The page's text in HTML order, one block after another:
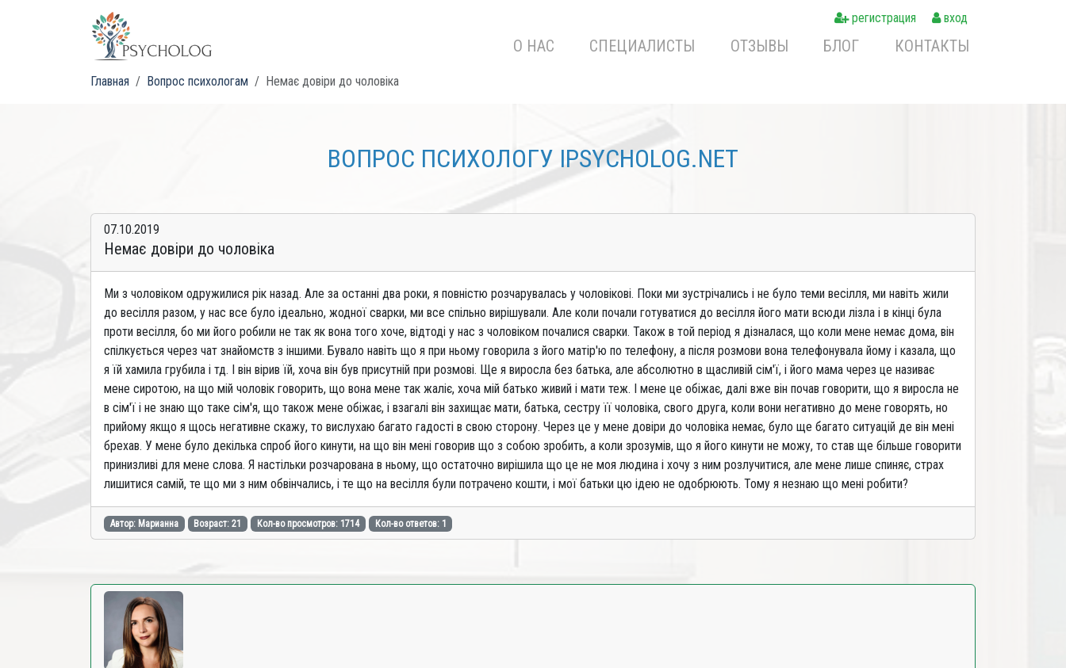
регистрация вход
О НАС СПЕЦИАЛИСТЫ ОТЗЫВЫ БЛОГ КОНТАКТЫ
Главная Вопрос психологам Немає довіри до чоловіка
ВОПРОС ПСИХОЛОГУ IPSYCHOLOG.NET
07.10.2019
Немає довіри до чоловіка
Ми з чоловіком одружилися рік назад. Але за останні два роки, я повністю розчарувалась у чоловікові. Поки ми зустрічались і не було теми весілля, ми навіть жили
до весілля разом, у нас все було ідеально, жодної сварки, ми все спільно вирішували. Але коли почали готуватися до весілля його мати всюди лізла і в кінці була
проти весілля, бо ми його робили не так як вона того хоче, відтоді у нас з чоловіком почалися сварки. Також в той період я дізналася, що коли мене немає дома, він
спілкується через чат знайомств з іншими. Бувало навіть що я при ньому говорила з його матір'ю по телефону, а після розмови вона телефонувала йому і казала, що
я їй хамила грубила і тд. І він вірив їй, хоча він був присутній при розмові. Ще я виросла без батька, але абсолютно в щасливій сім'ї, і його мама через це називає
мене сиротою, на що мій чоловік говорить, що вона мене так жаліє, хоча мій батько живий і мати теж. І мене це обіжає, далі вже він почав говорити, що я виросла не
в сім'ї і не знаю що таке сім'я, що також мене обіжає, і взагалі він захищає мати, батька, сестру її чоловіка, свого друга, коли вони негативно до мене говорять, но
прийому якщо я щось негативне скажу, то вислухаю багато гадості в свою сторону. Через це у мене довіри до чоловіка немає, було ще багато ситуацій де він мені
брехав. У мене було декілька спроб його кинути, на що він мені говорив що з собою зробить, а коли зрозумів, що я його кинути не можу, то став ще більше говорити
принизливі для мене слова. Я настільки розчарована в ньому, що остаточно вирішила що це не моя людина і хочу з ним розлучитися, але мене лише спиняє, страх
лишитися самій, те що ми з ним обвінчались, і те що на весілля були потрачено кошти, і мої батьки цю ідею не одобрюють. Тому я незнаю що мені робити?
Автор: Марианна Возраст: 21 Кол-во просмотров: 1714 Кол-во ответов: 1